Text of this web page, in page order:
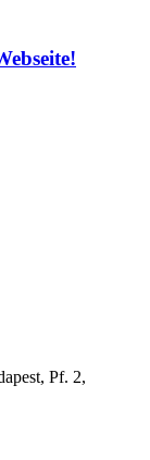
Pf. 2,